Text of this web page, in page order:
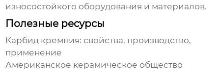
износостойкого оборудования и материалов.
Полезные ресурсы
Карбид кремния: свойства, производство,
применение
Американское керамическое общество